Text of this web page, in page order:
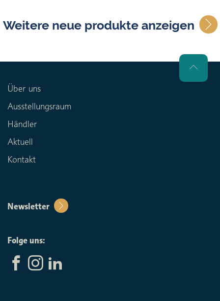
Weitere neue produkte anzeigen
Über uns
Ausstellungsraum
Händler
Aktuell
Kontakt
Newsletter
Folge uns: